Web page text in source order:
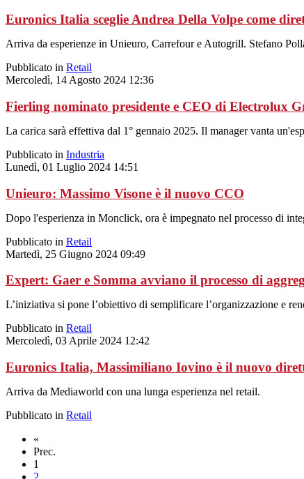
Euronics Italia sceglie Andrea Della Volpe come
Arriva da esperienze in Unieuro, Carrefour e Autogrill. Stefano
Pubblicato in Retail
Mercoledì, 14 Agosto 2024 12:36
Fierling nominato presidente e CEO di Electrolux
La carica sarà effettiva dal 1° gennaio 2025. Il manager vanta
Pubblicato in Industria
Lunedì, 01 Luglio 2024 14:51
Unieuro: Massimo Visone è il nuovo CCO
Dopo l'esperienza in Monclick, ora è impegnato nel processo di
Pubblicato in Retail
Martedì, 25 Giugno 2024 09:49
Expert: Gaer e Somma avviano il processo di
L’iniziativa si pone l’obiettivo di semplificare l’organizzazione e
Pubblicato in Retail
Mercoledì, 03 Aprile 2024 12:42
Euronics Italia, Massimiliano Iovino è il nuovo
Arriva da Mediaworld con una lunga esperienza nel retail.
Pubblicato in Retail
«
Prec.
1